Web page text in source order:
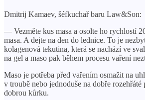
Dmitrij Kamaev, šéfkuchař baru Law&Son:
— Vezměte kus masa a osolte ho rychlostí
masa. A dejte na den do lednice. To je
kolagenová tekutina, která se nachází ve
na gel a maso pak během procesu vaření
Maso je potřeba před vařením osmažit na
v troubě nebo jednoduše na dobře rozehřáté
dobrou kůrku.